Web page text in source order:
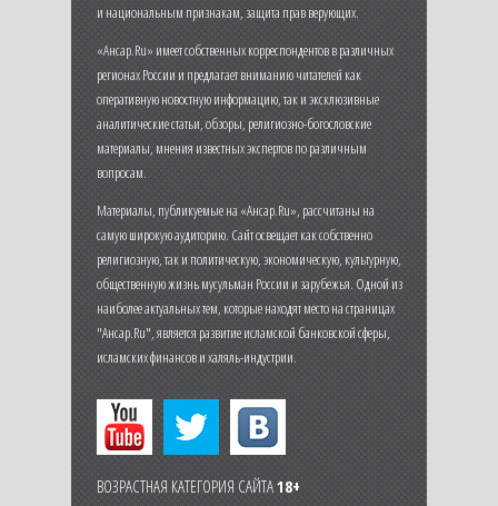
и национальным признакам, защита прав верующих.
«Ансар.Ru» имеет собственных корреспондентов в различных
регионах России и предлагает вниманию читателей как
оперативную новостную информацию, так и эксклюзивные
аналитические статьи, обзоры, религиозно-богословские
материалы, мнения известных экспертов по различным
вопросам.
Материалы, публикуемые на «Ансар.Ru», рассчитаны на
самую широкую аудиторию. Сайт освещает как собственно
религиозную, так и политическую, экономическую, культурную,
общественную жизнь мусульман России и зарубежья. Одной из
наиболее актуальных тем, которые находят место на страницах
"Ансар.Ru", является развитие исламской банковской сферы,
исламских финансов и халяль-индустрии.
ВОЗРАСТНАЯ КАТЕГОРИЯ САЙТА18+